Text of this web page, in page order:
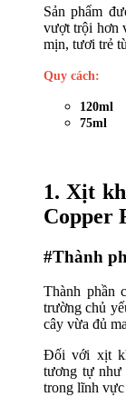
Sản phẩm
vượt trội hơn
mịn, tươi trẻ
Quy cách:
120ml
75ml
1. Xịt
Copper
#Thành
Thành phần
trường chủ
cây vừa đủ
Đối với xịt
tương tự như
trong lĩnh vực